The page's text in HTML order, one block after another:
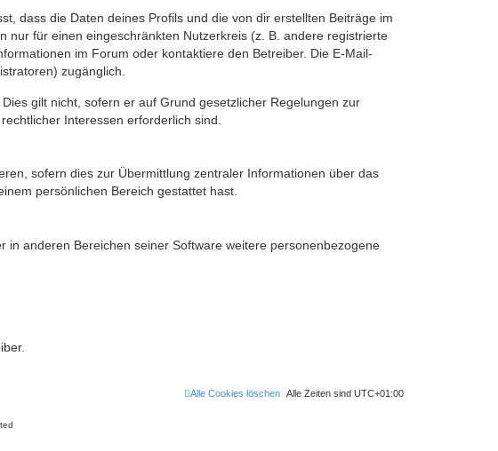
dass die Daten deines Profils und die von dir erstellten Beiträge im
nur für einen eingeschränkten Nutzerkreis (z. B. andere registrierte
im Forum oder kontaktiere den Betreiber. Die E-Mail-
zugänglich.
gilt nicht, sofern er auf Grund gesetzlicher Regelungen zur
Interessen erforderlich sind.
sofern dies zur Übermittlung zentraler Informationen über das
persönlichen Bereich gestattet hast.
anderen Bereichen seiner Software weitere personenbezogene
Alle Zeiten sind UTC+01:00
Alle Cookies löschen